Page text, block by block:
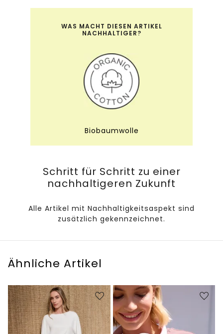
WAS MACHT DIESEN ARTIKEL
NACHHALTIGER?
Biobaumwolle
Schritt für Schritt zu einer
nachhaltigeren Zukunft
Alle Artikel mit Nachhaltigkeitsaspekt sind
zusätzlich gekennzeichnet.
Ähnliche Artikel